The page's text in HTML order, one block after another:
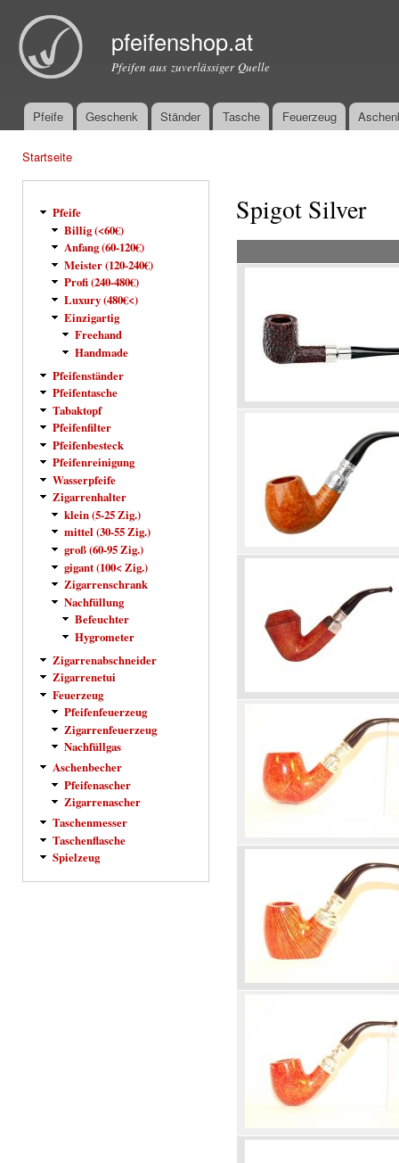
pfeifenshop.at
Pfeifen aus zuverlässiger Quelle
Hauptmenü
Pfeife Geschenk Ständer Tasche Feuerzeug
Startseite
Pfeife
Billig (<60€)
Anfang (60-120€)
Meister (120-240€)
Profi (240-480€)
Luxury (480€<)
Einzigartig
Freehand
Handmade
Pfeifenständer
Pfeifentasche
Tabaktopf
Pfeifenfilter
Pfeifenbesteck
Pfeifenreinigung
Wasserpfeife
Zigarrenhalter
klein (5-25 Zig.)
mittel (30-55 Zig.)
groß (60-95 Zig.)
gigant (100< Zig.)
Zigarrenschrank
Nachfüllung
Befeuchter
Hygrometer
Zigarrenabschneider
Zigarrenetui
Feuerzeug
Pfeifenfeuerzeug
Zigarrenfeuerzeug
Nachfüllgas
Aschenbecher
Pfeifenascher
Zigarrenascher
Taschenmesser
Taschenflasche
Spielzeug
Spigot Silver